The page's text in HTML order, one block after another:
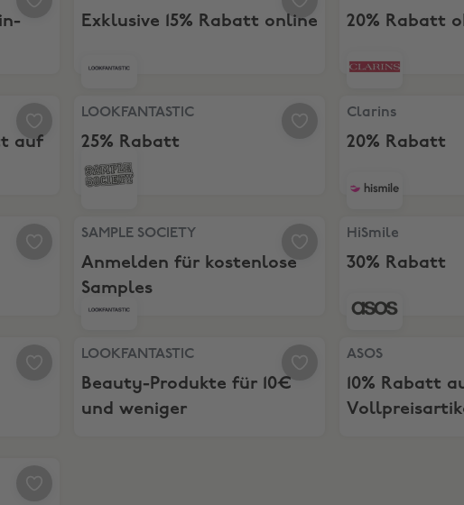
Exklusive 15% Rabatt online 20% Rabatt
7% Rabatt auf bereits reduzierte Produkte!
auf
LOOKFANTASTIC, 25% Rabatt
LOOKFANTASTIC
25% Rabatt
Clarins, 20%
Clarins
20% Rabatt
SAMPLE SOCIETY, Anmelden für kostenlose Samples
SAMPLE SOCIETY
Anmelden für kostenlose
Samples
HiSmile, 30%
HiSmile
30% Rabatt
LOOKFANTASTIC, Beauty-Produkte für 10€ und weniger
LOOKFANTASTIC
Beauty-Produkte für 10€
und weniger
ASOS, 10%
ASOS
10% Rabatt